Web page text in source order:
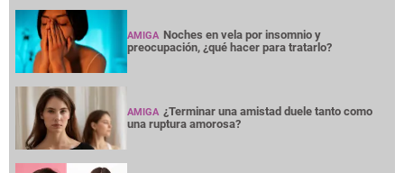
AMIGA Noches en vela por insomnio y
preocupación, ¿qué hacer para tratarlo?
AMIGA ¿Terminar una amistad duele tanto como
una ruptura amorosa?